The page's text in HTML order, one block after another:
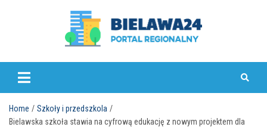
bielawa24.pl
Home
Szkoły i przedszkola
Bielawska szkoła stawia na cyfrową edukację z nowym projektem dla